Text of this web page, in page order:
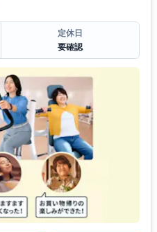
定休日
要確認